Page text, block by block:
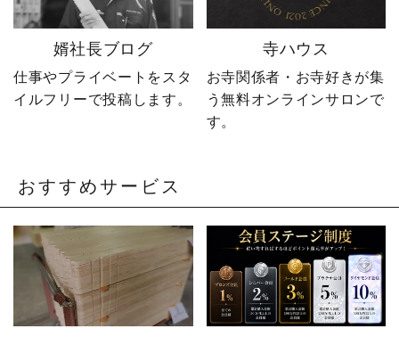
DM・公式LINEからお気
軽にどうぞ📩 #やじ社長 #
卒塔婆 #卒塔婆屋さん #日
の出町 婿社長
婿社長ブログ
仕事やプライベートをスタ
イルフリーで投稿します。
寺ハウス
お寺関係者・お寺好きが集
う無料オンラインサロンで
す。
おすすめサービス